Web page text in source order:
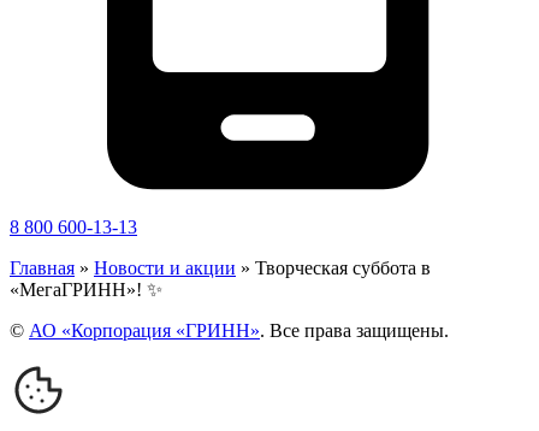
8 800 600-13-13
Главная » Новости и акции » Творческая суббота в
«МегаГРИНН»! ✨
© АО «Корпорация «ГРИНН». Все права защищены.